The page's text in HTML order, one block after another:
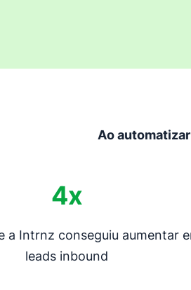
Ao
4x
a Intrnz conseguiu aumentar
leads inbound